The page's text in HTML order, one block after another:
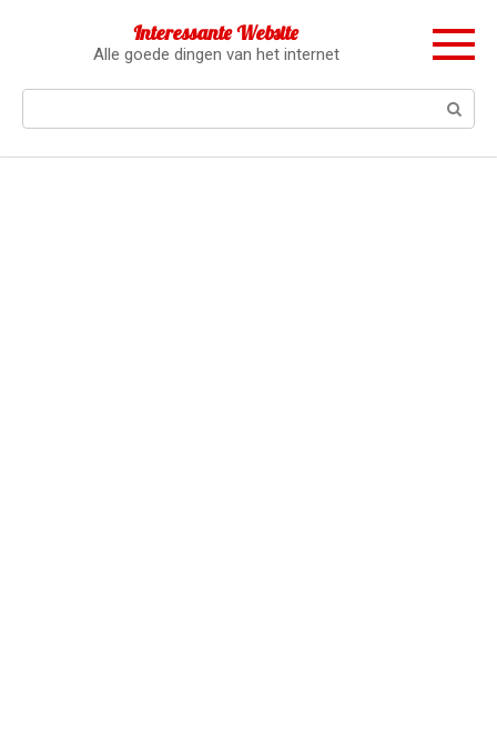
Interessante Website
Alle goede dingen van het internet